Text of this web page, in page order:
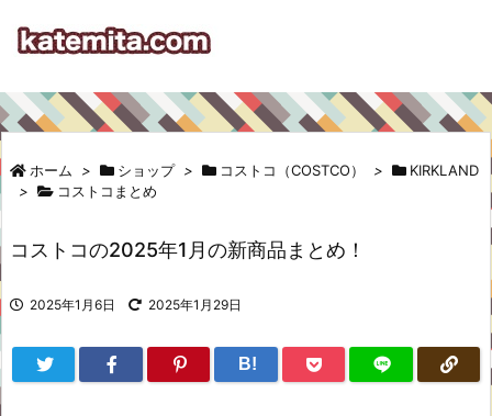
ホーム > ショップ > コストコ（COSTCO） >
KIRKLAND
>
コストコまとめ
コストコの2025年1月の新商品まとめ！
2025年1月6日 2025年1月29日
B!